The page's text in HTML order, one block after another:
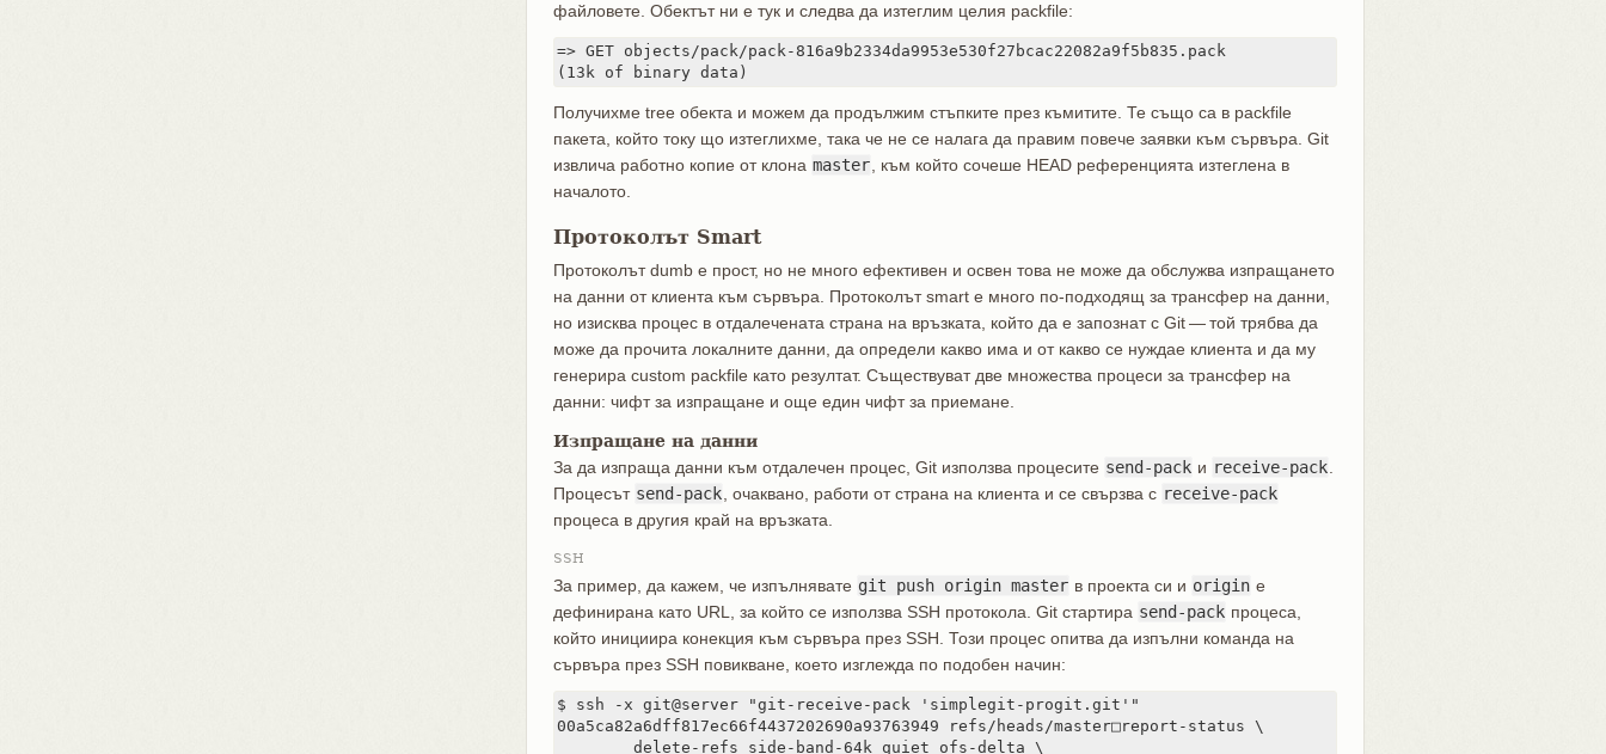
файловете. Обектът ни е тук и следва да изтеглим целия packfile:
=> GET objects/pack/pack-816a9b2334da9953e530f27bcac22082a9f5b835.pack
(13k of binary data)
Получихме tree обекта и можем да продължим стъпките през къмитите. Те също са в packfile
пакета, който току що изтеглихме, така че не се налага да правим повече заявки към сървъра. Git
извлича работно копие от клона master , към който сочеше HEAD референцията изтеглена в
началото.
Протоколът Smart
Протоколът dumb е прост, но не много ефективен и освен това не може да обслужва изпращането
на данни от клиента към сървъра. Протоколът smart е много по-подходящ за трансфер на данни,
но изисква процес в отдалечената страна на връзката, който да е запознат с Git — той трябва да
може да прочита локалните данни, да определи какво има и от какво се нуждае клиента и да му
генерира custom packfile като резултат. Съществуват две множества процеси за трансфер на
данни: чифт за изпращане и още един чифт за приемане.
Изпращане на данни
За да изпраща данни към отдалечен процес, Git използва процесите send-pack и receive-pack
Процесът send-pack , очаквано, работи от страна на клиента и се свързва с receive-pack
процеса в другия край на връзката.
SSH
За пример, да кажем, че изпълнявате git push origin master в проекта си и origin е
дефинирана като URL, за който се използва SSH протокола. Git стартира send-pack процеса,
който инициира конекция към сървъра през SSH. Този процес опитва да изпълни команда на
сървъра през SSH повикване, което изглежда по подобен начин:
$ ssh -x git@server "git-receive-pack 'simplegit-progit.git'"
00a5ca82a6dff817ec66f4437202690a93763949 refs/heads/master□report-status \